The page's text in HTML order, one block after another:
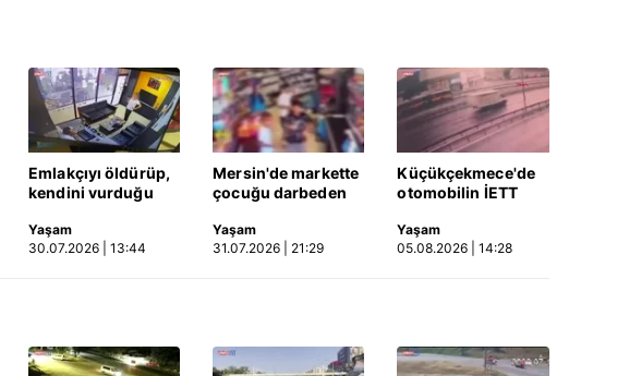
Emlakçıyı öldürüp,
kendini vurduğu
ortaya çıktı | Video
Yaşam
30.07.2026 | 13:44
Mersin'de markette
çocuğu darbeden
Yaşam
31.07.2026 | 21:29
Küçükçekmece'de
otomobilin İETT
kaza kamerada |
Video
Yaşam
05.08.2026 | 14:28